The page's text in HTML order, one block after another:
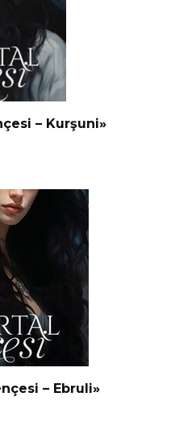
– Kurşuni»
– Ebruli»